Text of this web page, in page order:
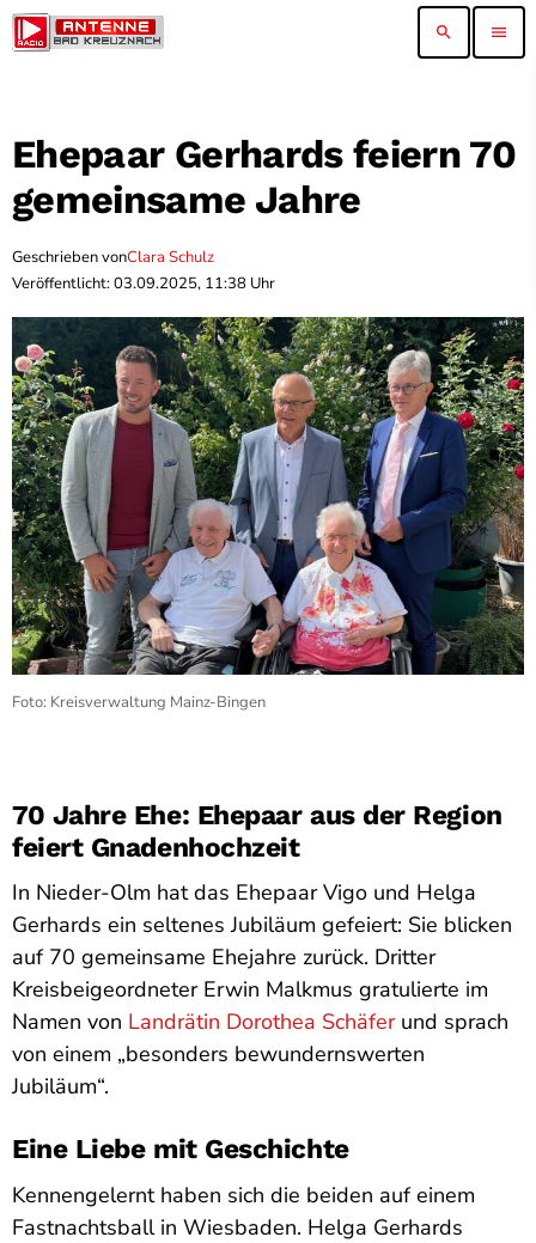
search menu
Ehepaar Gerhards feiern 70
gemeinsame Jahre
Geschrieben vonClara Schulz
Veröffentlicht: 03.09.2025, 11:38 Uhr
Foto: Kreisverwaltung Mainz-Bingen
70 Jahre Ehe: Ehepaar aus der Region
feiert Gnadenhochzeit
In Nieder-Olm hat das Ehepaar Vigo und Helga
Gerhards ein seltenes Jubiläum gefeiert: Sie blicken
auf 70 gemeinsame Ehejahre zurück. Dritter
Kreisbeigeordneter Erwin Malkmus gratulierte im
Namen von Landrätin Dorothea Schäferund sprach
von einem „besonders bewundernswerten
Jubiläum“.
Eine Liebe mit Geschichte
Kennengelernt haben sich die beiden auf einem
Fastnachtsball in Wiesbaden. Helga Gerhards